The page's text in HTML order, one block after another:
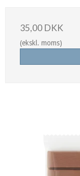
35,00 DKK
(ekskl. moms)